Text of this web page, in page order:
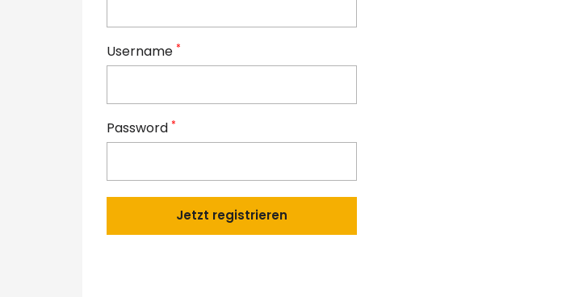
Username *
Password *
Jetzt registrieren